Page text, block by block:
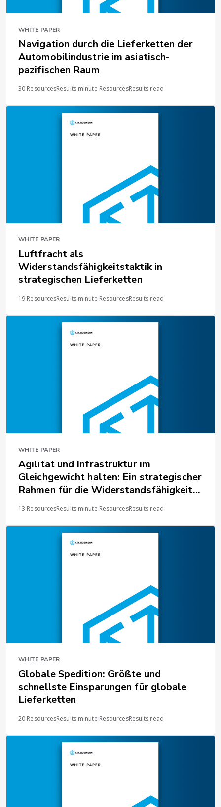
WHITE PAPER
Navigation durch die Lieferketten der
Automobilindustrie im asiatisch-
pazifischen Raum
30 ResourcesResults.minute ResourcesResults.read
WHITE PAPER
Luftfracht als
Widerstandsfähigkeitstaktik in
strategischen Lieferketten
19 ResourcesResults.minute ResourcesResults.read
WHITE PAPER
Agilität und Infrastruktur im
Gleichgewicht halten: Ein strategischer
Rahmen für die Widerstandsfähigkeit
globaler Lieferketten
13 ResourcesResults.minute ResourcesResults.read
WHITE PAPER
Globale Spedition: Größte und
schnellste Einsparungen für globale
Lieferketten
20 ResourcesResults.minute ResourcesResults.read